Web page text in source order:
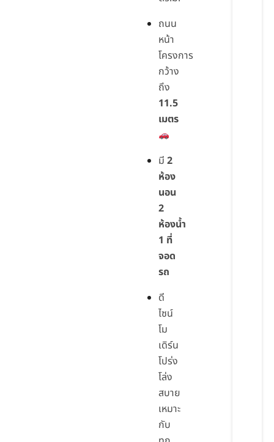
ถนน
หน้า
โครงการ
กว้าง
ถึง
11.5
เมตร
มี2
ห้อง
นอน
2
ห้องน้ำ
1 ที่
จอด
รถ
ดี
ไซน์
โม
เดิร์น
โปร่ง
โล่ง
สบาย
เหมาะ
กับ